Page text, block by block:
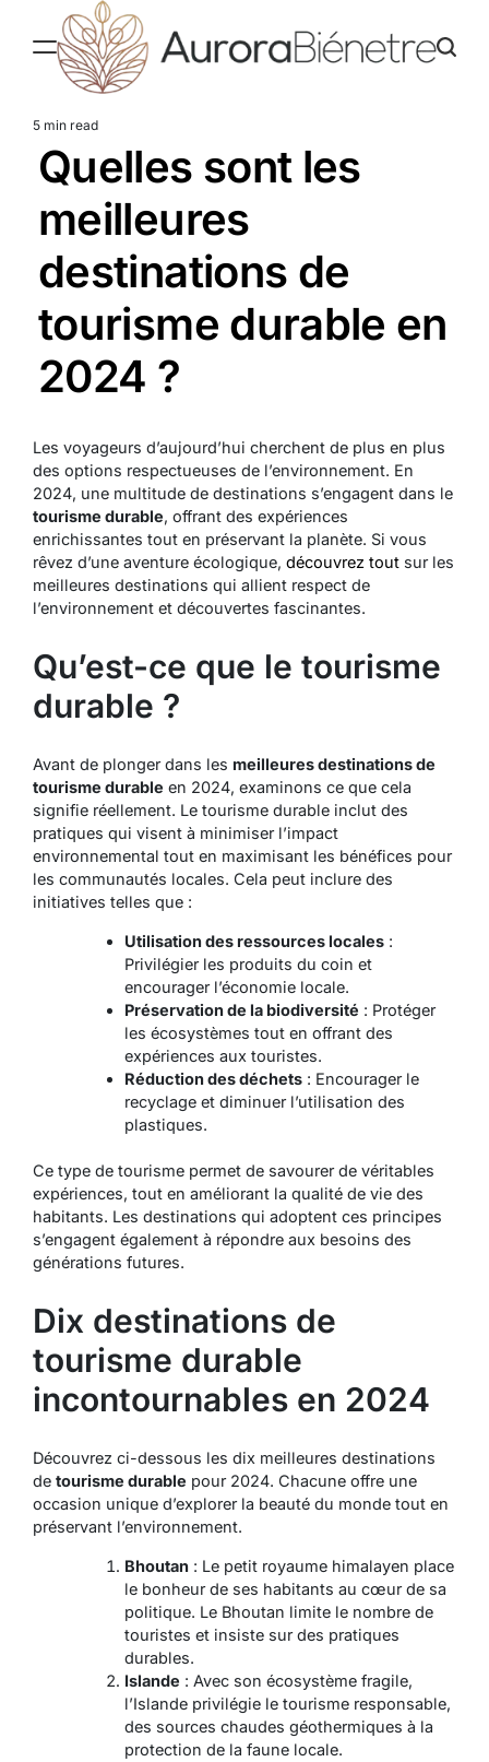
content
Estimated
read
time
5 min read
Quelles sont les
meilleures
destinations de
tourisme durable en
2024 ?
Les voyageurs d’aujourd’hui cherchent de plus en plus
des options respectueuses de l’environnement. En
2024, une multitude de destinations s’engagent dans le
tourisme durable, offrant des expériences
enrichissantes tout en préservant la planète. Si vous
rêvez d’une aventure écologique, découvrez tout sur les
meilleures destinations qui allient respect de
l’environnement et découvertes fascinantes.
Qu’est-ce que le tourisme
durable ?
Avant de plonger dans les meilleures destinations de
tourisme durable en 2024, examinons ce que cela
signifie réellement. Le tourisme durable inclut des
pratiques qui visent à minimiser l’impact
environnemental tout en maximisant les bénéfices pour
les communautés locales. Cela peut inclure des
initiatives telles que :
Utilisation des ressources locales:
Privilégier les produits du coin et
encourager l’économie locale.
Préservation de la biodiversité : Protéger
les écosystèmes tout en offrant des
expériences aux touristes.
Réduction des déchets: Encourager le
recyclage et diminuer l’utilisation des
plastiques.
Ce type de tourisme permet de savourer de véritables
expériences, tout en améliorant la qualité de vie des
habitants. Les destinations qui adoptent ces principes
s’engagent également à répondre aux besoins des
générations futures.
Dix destinations de
tourisme durable
incontournables en 2024
Découvrez ci-dessous les dix meilleures destinations
de tourisme durable pour 2024. Chacune offre une
occasion unique d’explorer la beauté du monde tout en
préservant l’environnement.
Bhoutan: Le petit royaume himalayen place
le bonheur de ses habitants au cœur de sa
politique. Le Bhoutan limite le nombre de
touristes et insiste sur des pratiques
durables.
Islande : Avec son écosystème fragile,
l’Islande privilégie le tourisme responsable,
des sources chaudes géothermiques à la
protection de la faune locale.